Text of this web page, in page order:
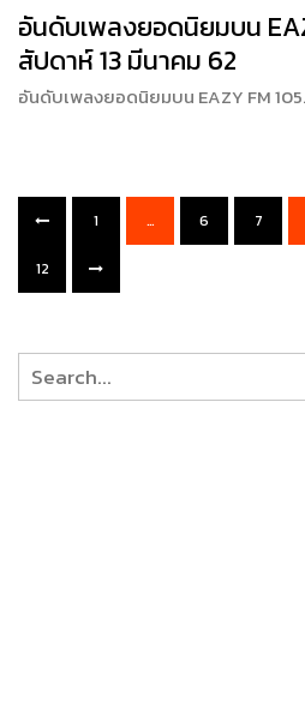
อันดับเพลงยอดนิยมบน
สัปดาห์ 13 มีนาคม 62
อันดับเพลงยอดนิยมบน EAZY FM
1 … 6 7
12